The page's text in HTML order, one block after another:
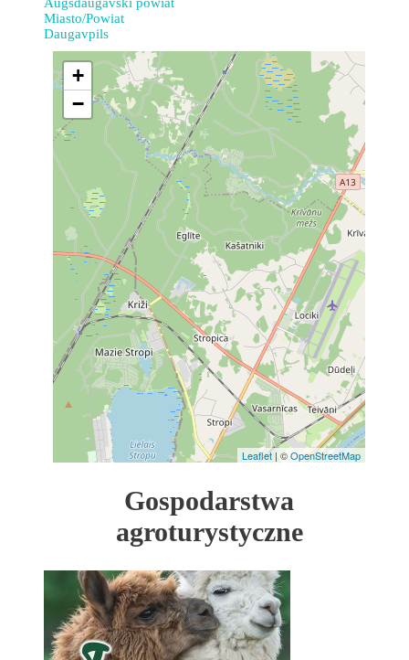
Miasto/Powiat
Daugavpils
+
−
Leaflet | ©OpenStreetMap
Gospodarstwa
agroturystyczne